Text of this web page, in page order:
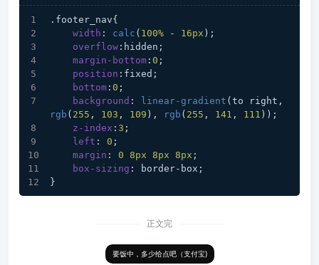
.footer_nav{
width : calc ( 100% - 16px );
overflow :hidden;
margin-bottom : 0 ;
position :fixed;
bottom : 0 ;
background : linear-gradient
rgb ( 255 , 103 , 109 ), rgb ( 255 , 141 , 111 ));
z-index : 3 ;
left : 0 ;
margin : 0 8px 8px 8px ;
box-sizing : border-box;
}
正文完
要饭中，多少给点吧（支付宝)